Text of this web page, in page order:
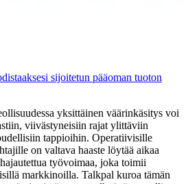
sijoitetun pääoman tuoton
yksittäinen väärinkäsitys voi
viivästyneisiin rajat ylittäviin
tappioihin. Operatiivisille
on valtava haaste löytää aikaa
työvoimaa, joka toimii
markkinoilla. Talkpal kuroa tämän